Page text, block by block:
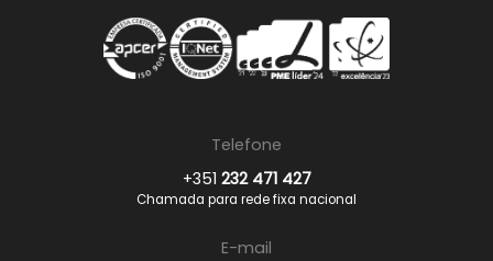
Telefone
+351 232 471 427
Chamada para rede fixa nacional
E-mail